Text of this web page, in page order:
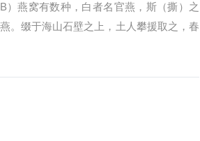
）燕窝有数种，白者名官燕，斯（撕）之
。缀于海山石壁之上，土人攀援取之，春